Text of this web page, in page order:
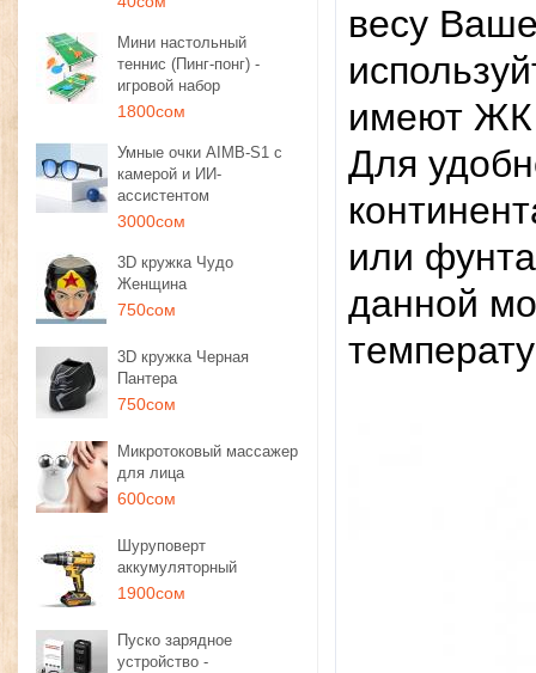
Мини настольный
теннис (Пинг-понг) -
игровой набор
1800сом
Умные очки AIMB-S1 с
камерой и ИИ-
ассистентом
3000сом
3D кружка Чудо
Женщина
750сом
3D кружка Черная
Пантера
750сом
Микротоковый массажер
для лица
600сом
Шуруповерт
аккумуляторный
1900сом
Пуско зарядное
устройство -
весу
имеют ЖК
Для
или
данной